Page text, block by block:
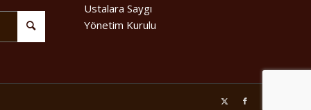
Ustalara Saygı
Yönetim Kurulu